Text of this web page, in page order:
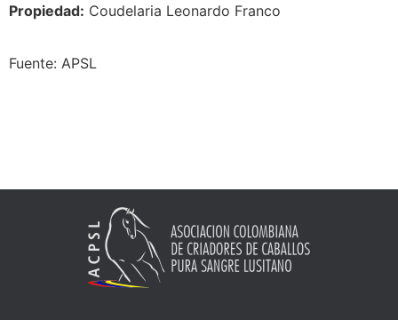
Propiedad: Coudelaria Leonardo Franco
Fuente: APSL